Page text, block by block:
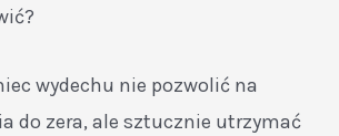
wydechu nie pozwolić na
do zera, ale sztucznie utrzymać